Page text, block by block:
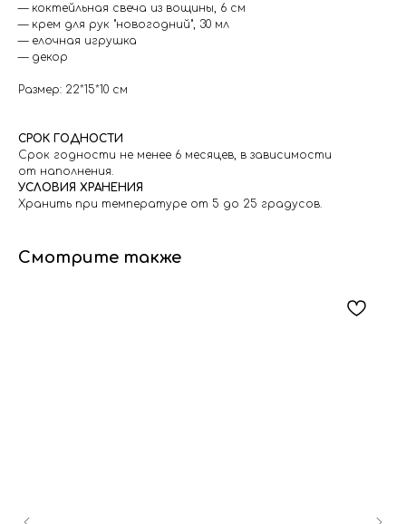
— коктейльная свеча из вощины, 6 см
— крем для рук "новогодний", 30 мл
— елочная игрушка
— декор
Размер: 22*15*10 см
СРОК ГОДНОСТИ
Срок годности не менее 6 месяцев, в зависимости
от наполнения.
УСЛОВИЯ ХРАНЕНИЯ
Хранить при температуре от 5 до 25 градусов.
Смотрите также